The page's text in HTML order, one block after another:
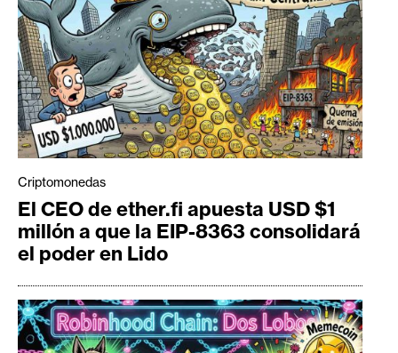
Criptomonedas
El CEO de ether.fi apuesta USD $1
millón a que la EIP-8363 consolidará
el poder en Lido